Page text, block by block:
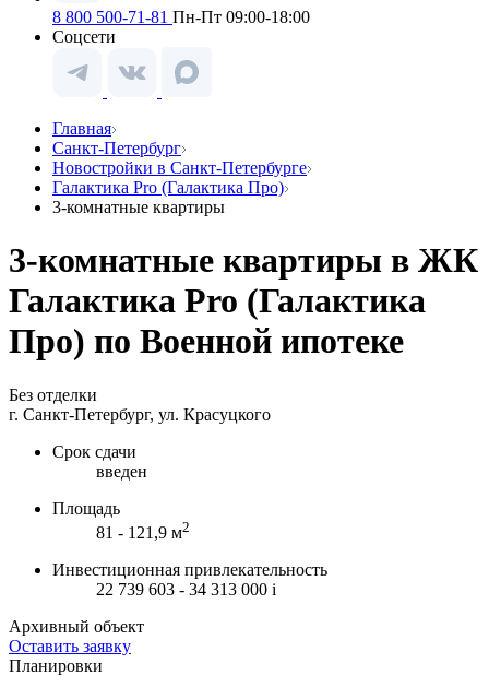
8 800 500-71-81 Пн-Пт 09:00-18:00
Соцсети
Главная
Санкт-Петербург
Новостройки в Санкт-Петербурге
Галактика Pro (Галактика Про)
3-комнатные квартиры
3-комнатные квартиры в ЖК
Галактика Pro (Галактика
Про) по Военной ипотеке
Без отделки
г. Санкт-Петербург, ул. Красуцкого
Срок сдачи
введен
Площадь
81 - 121,9 м2
Инвестиционная привлекательность
22 739 603 - 34 313 000 i
Архивный объект
Оставить заявку
Планировки